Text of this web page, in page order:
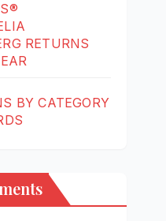
RETURNS
BY CATEGORY